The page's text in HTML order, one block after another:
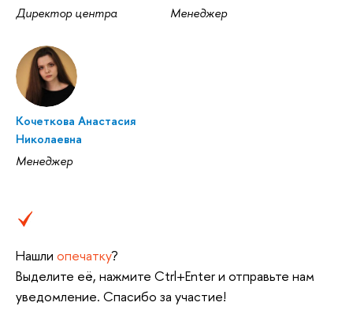
Директор центра
Менеджер
Кочеткова Анастасия
Николаевна
Менеджер
Нашли опечатку?
Выделите её, нажмите Ctrl+Enter и отправьте нам
уведомление. Спасибо за участие!